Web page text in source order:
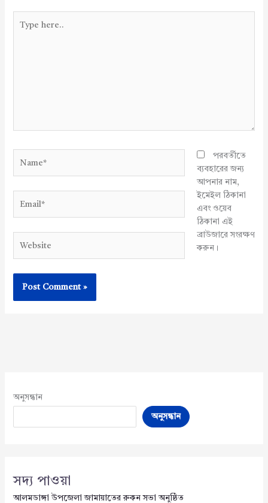
here..
পরবর্তীতে
ব্যবহারের জন্য
আপনার নাম,
ইমেইল ঠিকানা
এবং ওয়েব
ঠিকানা এই
ব্রাউজারে সংরক্ষণ
করুন।
অনুসন্ধান
অনুসন্ধান
সদ্য পাওয়া
আলমডাঙ্গা উপজেলা জামায়াতের রুকন সভা অনুষ্ঠিত